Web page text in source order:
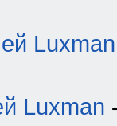
Luxman
Luxman